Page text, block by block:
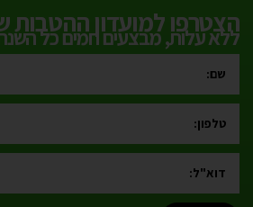
הצטרפו למועדון ההטבות
ללא עלות, מבצעים חמים כל